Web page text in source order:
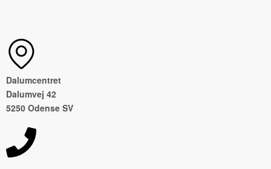
Dalumcentret
Dalumvej 42
5250 Odense SV